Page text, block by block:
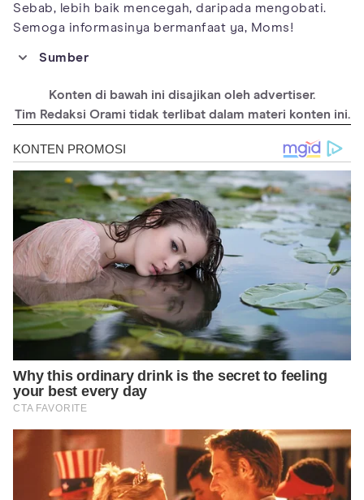
Sebab, lebih baik mencegah, daripada mengobati.
Semoga informasinya bermanfaat ya, Moms!
Sumber
101-hypothyroidism-and-hyperthyroidism
https://www.verywellhealth.com/thyroid-disease-diagnosis-
4013578
https://www.nhs.uk/conditions/overactive-thyroid-
hyperthyroidism/
https://www.piedmont.org/living-better/the-difference-
between-hypothyroidism-and-hyperthyroidism
https://www.niddk.nih.gov/health-information/diagnostic-
tests/thyroid
https://my.clevelandclinic.org/health/diseases/8541-thyroid-
disease
Konten di bawah ini disajikan oleh advertiser.
Tim Redaksi Orami tidak terlibat dalam materi konten ini.